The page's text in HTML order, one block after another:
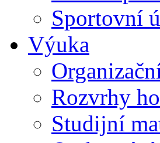
Sportovní
Výuka
Rozvrhy
Studijní